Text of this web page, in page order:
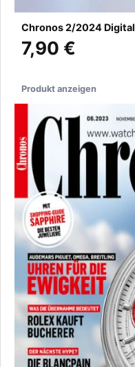
Chronos 2/2024 Digital
7,90 €
Produkt anzeigen